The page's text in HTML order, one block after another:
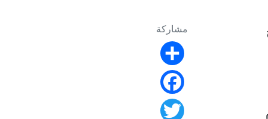
مشاركة
Share
Facebook